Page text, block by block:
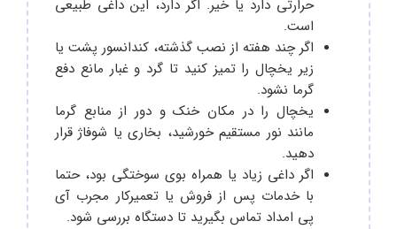
حرارتی دارد یا خیر. اگر دارد، این داغی طبیعی
است.
اگر چند هفته از نصب گذشته، کندانسور پشت یا
زیر یخچال را تمیز کنید تا گرد و غبار مانع دفع
گرما نشود.
یخچال را در مکان خنک و دور از منابع گرما
مانند نور مستقیم خورشید، بخاری یا شوفاژ قرار
دهید.
اگر داغی زیاد یا همراه بوی سوختگی بود، حتما
با خدمات پس از فروش یا تعمیرکار مجرب آی
پی امداد تماس بگیرید تا دستگاه بررسی شود.